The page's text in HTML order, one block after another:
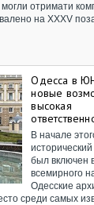
отримати
на XXXV
Одесса в
новые
высокая
В начале
был включен
всемирного
Одесские
среди самых